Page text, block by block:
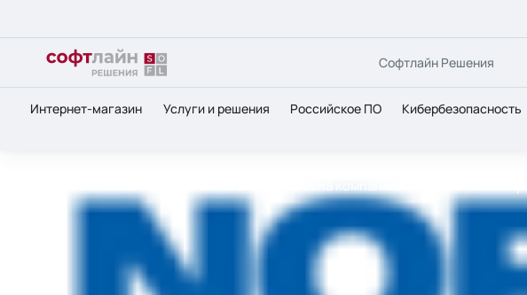
Софтлайн Решения
Интернет-магазин Услуги и решения Российское ПО Кибербезопасность
Softline помогла компании NORBEL